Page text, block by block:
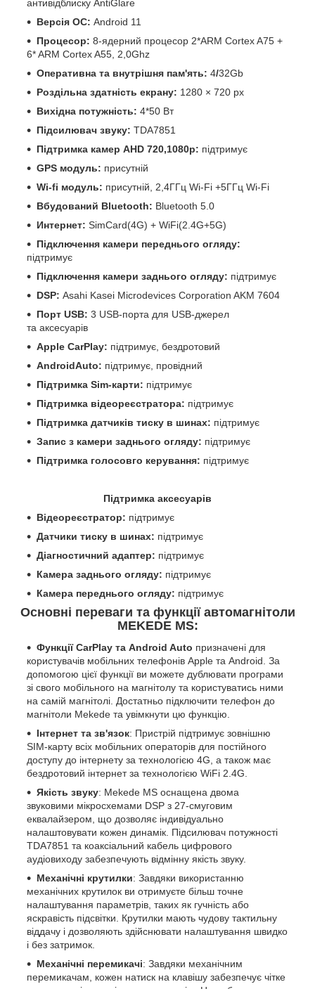
антивідблиску AntiGlare
Версія ОС: Android 11
Процесор: 8-ядерний процесор 2*ARM Cortex A75 +
6* ARM Cortex A55, 2,0Ghz
Оперативна та внутрішня пам'ять: 4/32Gb
Роздільна здатність екрану: 1280 × 720 px
Вихідна потужність: 4*50 Вт
Підсилювач звуку: TDA7851
Підтримка камер AHD 720,1080р: підтримує
GPS модуль: присутній
Wi-fi модуль: присутній, 2,4ГГц Wi-Fi +5ГГц Wi-Fi
Вбудований Bluetooth: Bluetooth 5.0
Интернет: SimCard(4G) + WiFi(2.4G+5G)
Підключення камери переднього огляду:
підтримує
Підключення камери заднього огляду: підтримує
DSP: Asahi Kasei Microdevices Corporation AKM 7604
Порт USB: 3 USB-порта для USB-джерел
та аксесуарів
Apple CarPlay: підтримує, бездротовий
AndroidAuto: підтримує, провідний
Підтримка Sim-карти: підтримує
Підтримка відеореєстратора: підтримує
Підтримка датчиків тиску в шинах: підтримує
Запис з камери заднього огляду: підтримує
Підтримка голосовго керування: підтримує
Підтримка аксесуарів
Відеореєстратор: підтримує
Датчики тиску в шинах: підтримує
Діагностичний адаптер: підтримує
Камера заднього огляду: підтримує
Камера переднього огляду: підтримує
Основні переваги та функції автомагнітоли
MEKEDE MS:
Функції CarPlay та Android Auto призначені для
користувачів мобільних телефонів Apple та Android. За
допомогою цієї функції ви можете дублювати програми
зі свого мобільного на магнітолу та користуватись ними
на самій магнітолі. Достатньо підключити телефон до
магнітоли Mekede та увімкнути цю функцію.
Інтернет та зв'язок: Пристрій підтримує зовнішню
SIM-карту всіх мобільних операторів для постійного
доступу до інтернету за технологією 4G, а також має
бездротовий інтернет за технологією WiFi 2.4G.
Якість звуку: Mekede MS оснащена двома
звуковими мікросхемами DSP з 27-смуговим
еквалайзером, що дозволяє індивідуально
налаштовувати кожен динамік. Підсилювач потужності
TDA7851 та коаксіальний кабель цифрового
аудіовиходу забезпечують відмінну якість звуку.
Механічні крутилки: Завдяки використанню
механічних крутилок ви отримуєте більш точне
налаштування параметрів, таких як гучність або
яскравість підсвітки. Крутилки мають чудову тактильну
віддачу і дозволяють здійснювати налаштування швидко
і без затримок.
Механічні перемикачі: Завдяки механічним
перемикачам, кожен натиск на клавішу забезпечує чітке